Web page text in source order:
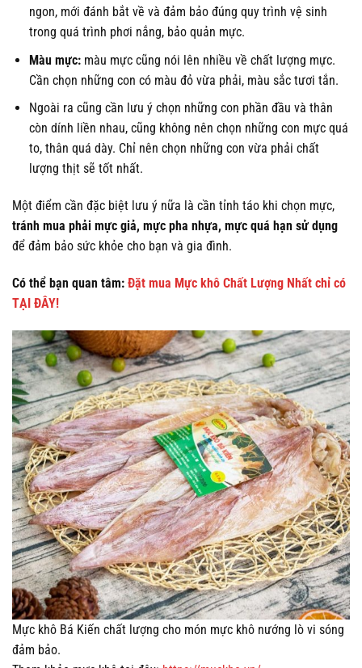
ngon, mới đánh bắt về và đảm bảo đúng quy trình vệ sinh
trong quá trình phơi nắng, bảo quản mực.
Màu mực: màu mực cũng nói lên nhiều về chất lượng mực.
Cần chọn những con có màu đỏ vừa phải, màu sắc tươi tắn.
Ngoài ra cũng cần lưu ý chọn những con phần đầu và thân
còn dính liền nhau, cũng không nên chọn những con mực quá
to, thân quá dày. Chỉ nên chọn những con vừa phải chất
lượng thịt sẽ tốt nhất.
Một điểm cần đặc biệt lưu ý nữa là cần tỉnh táo khi chọn mực,
tránh mua phải mực giả, mực pha nhựa, mực quá hạn sử dụng
để đảm bảo sức khỏe cho bạn và gia đình.
Có thể bạn quan tâm: Đặt mua Mực khô Chất Lượng Nhất chỉ có
TẠI ĐÂY!
Mực khô Bá Kiến chất lượng cho món mực khô nướng lò vi sóng
đảm bảo.